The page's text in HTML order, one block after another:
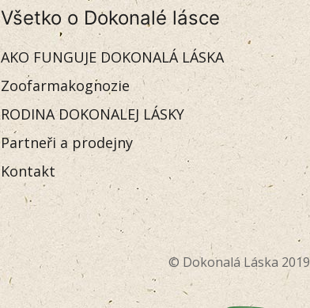
Všetko o Dokonalé lásce
AKO FUNGUJE DOKONALÁ LÁSKA
Zoofarmakognozie
RODINA DOKONALEJ LÁSKY
Partneři a prodejny
Kontakt
© Dokonalá Láska 2019